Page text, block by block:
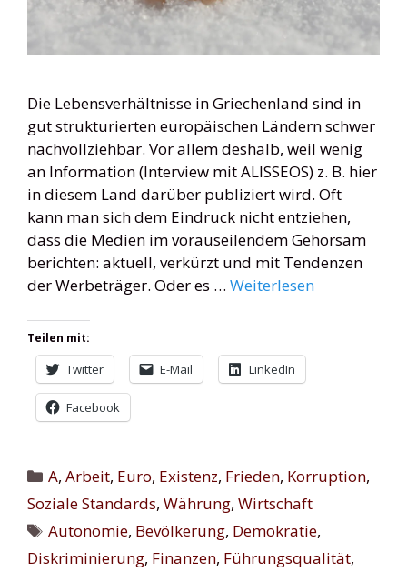
Die Lebensverhältnisse in Griechenland sind in
gut strukturierten europäischen Ländern schwer
nachvollziehbar. Vor allem deshalb, weil wenig
an Information (Interview mit ALISSEOS) z. B. hier
in diesem Land darüber publiziert wird. Oft
kann man sich dem Eindruck nicht entziehen,
dass die Medien im vorauseilendem Gehorsam
berichten: aktuell, verkürzt und mit Tendenzen
der Werbeträger. Oder es … Weiterlesen
Teilen mit:
Twitter E-Mail LinkedIn
Facebook
Kategorien
A,Arbeit, Euro, Existenz, Frieden, Korruption,
Soziale Standards, Währung, Wirtschaft
Schlagwörter
Autonomie, Bevölkerung, Demokratie,
Diskriminierung, Finanzen, Führungsqualität,